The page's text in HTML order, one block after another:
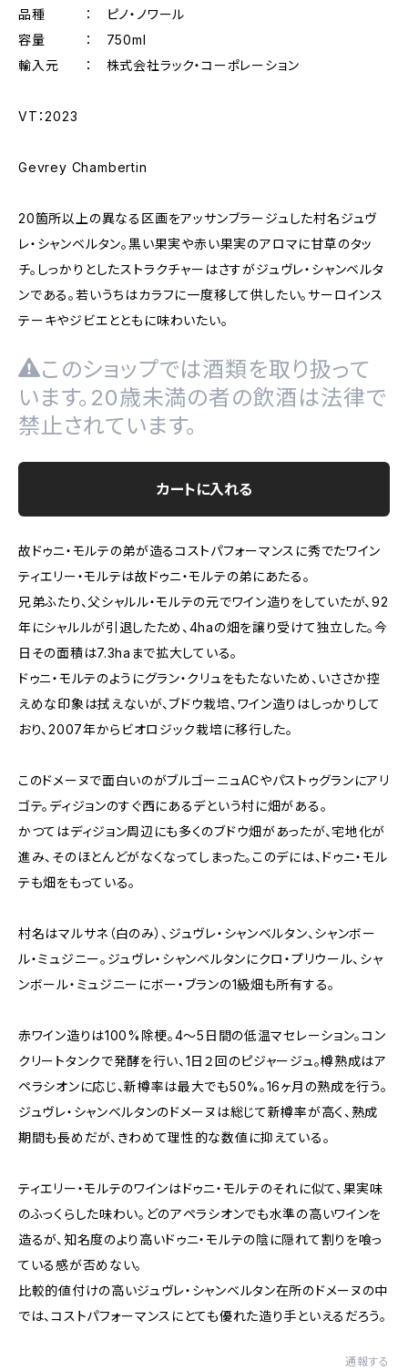
品種 ： ピノ・ノワール
容量 ： 750ml
輸入元 ： 株式会社ラック・コーポレーション
VT：2023
Gevrey Chambertin
20箇所以上の異なる区画をアッサンブラージュした村名ジュヴ
レ・シャンベルタン。黒い果実や赤い果実のアロマに甘草のタッ
チ。しっかりとしたストラクチャーはさすがジュヴレ・シャンベルタ
ンである。若いうちはカラフに一度移して供したい。サーロインス
テーキやジビエとともに味わいたい。
このショップでは酒類を取り扱って
います。20歳未満の者の飲酒は法律で
禁止されています。
カートに入れる
故ドゥニ・モルテの弟が造るコストパフォーマンスに秀でたワイン
ティエリー・モルテは故ドゥニ・モルテの弟にあたる。
兄弟ふたり、父シャルル・モルテの元でワイン造りをしていたが、92
年にシャルルが引退したため、4haの畑を譲り受けて独立した。今
日その面積は7.3haまで拡大している。
ドゥニ・モルテのようにグラン・クリュをもたないため、いささか控
えめな印象は拭えないが、ブドウ栽培、ワイン造りはしっかりして
おり、2007年からビオロジック栽培に移行した。
このドメーヌで面白いのがブルゴーニュACやパストゥグランにアリ
ゴテ。ディジョンのすぐ西にあるデという村に畑がある。
かつてはディジョン周辺にも多くのブドウ畑があったが、宅地化が
進み、そのほとんどがなくなってしまった。このデには、ドゥニ・モル
テも畑をもっている。
村名はマルサネ（白のみ）、ジュヴレ・シャンベルタン、シャンボー
ル・ミュジニー。ジュヴレ・シャンベルタンにクロ・プリウール、シャ
ンボール・ミュジニーにボー・ブランの1級畑も所有する。
赤ワイン造りは100%除梗。4〜5日間の低温マセレーション。コン
クリートタンクで発酵を行い、1日２回のピジャージュ。樽熟成はア
ペラシオンに応じ、新樽率は最大でも50%。16ヶ月の熟成を行う。
ジュヴレ・シャンベルタンのドメーヌは総じて新樽率が高く、熟成
期間も長めだが、きわめて理性的な数値に抑えている。
ティエリー・モルテのワインはドゥニ・モルテのそれに似て、果実味
のふっくらした味わい。どのアペラシオンでも水準の高いワインを
造るが、知名度のより高いドゥニ・モルテの陰に隠れて割りを喰っ
ている感が否めない。
比較的値付けの高いジュヴレ・シャンベルタン在所のドメーヌの中
では、コストパフォーマンスにとても優れた造り手といえるだろう。
通報する